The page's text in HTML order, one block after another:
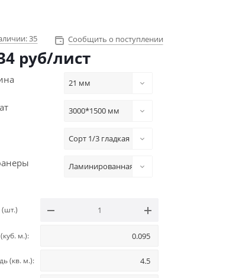
35 Сообщить о поступлении
руб/лист
21 мм
3000*1500 мм
Сорт 1/3 гладкая
Ламинированная
(шт.)
м.):
(кв. м.):